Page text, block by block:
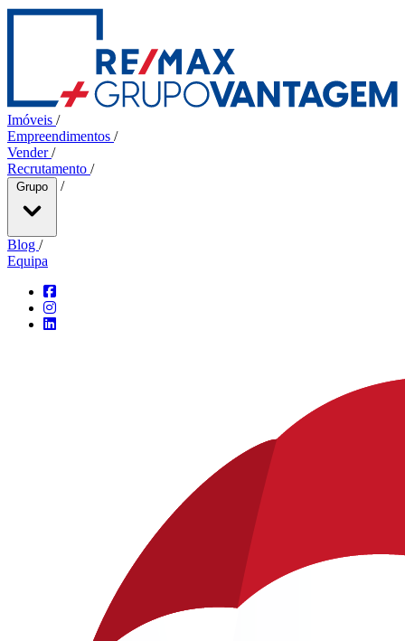
Imóveis /
Empreendimentos /
Vender/
Recrutamento /
Grupo /
Blog /
Equipa